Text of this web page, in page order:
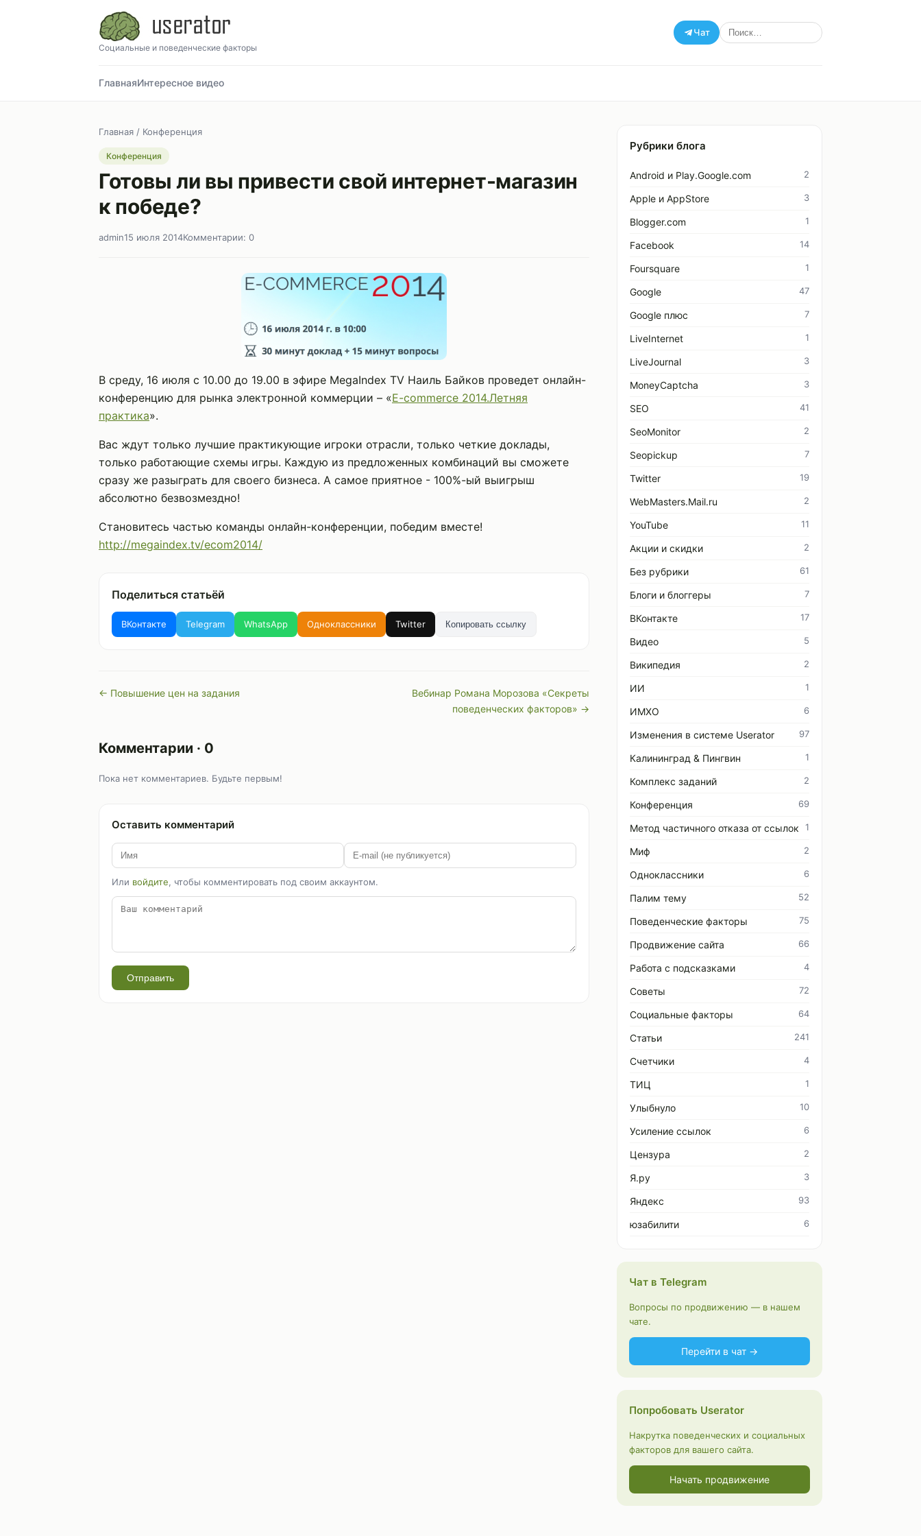
Социальные и поведенческие факторы
Чат
ГлавнаяИнтересное видео
Главная / Конференция
Конференция
Готовы ли вы привести свой интернет-магазин
к победе?
admin15 июля 2014Комментарии: 0
В среду, 16 июля с 10.00 до 19.00 в эфире MegaIndex TV Наиль Байков проведет онлайн-
конференцию для рынка электронной коммерции – «E-commerce 2014.Летняя
практика».
Вас ждут только лучшие практикующие игроки отрасли, только четкие доклады,
только работающие схемы игры. Каждую из предложенных комбинаций вы сможете
сразу же разыграть для своего бизнеса. А самое приятное - 100%-ый выигрыш
абсолютно безвозмездно!
Становитесь частью команды онлайн-конференции, победим вместе!
http://megaindex.tv/ecom2014/
Поделиться статьёй
ВКонтакте Telegram WhatsApp Одноклассники Twitter Копировать ссылку
← Повышение цен на задания
Вебинар Романа Морозова «Секреты
поведенческих факторов» →
Комментарии · 0
Пока нет комментариев. Будьте первым!
Оставить комментарий
Или войдите, чтобы комментировать под своим аккаунтом.
Отправить
Рубрики блога
Android и Play.Google.com 2
Apple и AppStore 3
Blogger.com 1
Facebook 14
Foursquare 1
Google 47
Google плюс 7
LiveInternet 1
LiveJournal 3
MoneyCaptcha 3
SEO 41
SeoMonitor 2
Seopickup 7
Twitter 19
WebMasters.Mail.ru 2
YouTube 11
Акции и скидки 2
Без рубрики 61
Блоги и блоггеры 7
ВКонтакте 17
Видео 5
Википедия 2
ИИ 1
ИМХО 6
Изменения в системе Userator 97
Калининград & Пингвин 1
Комплекс заданий 2
Конференция 69
Метод частичного отказа от ссылок 1
Миф 2
Одноклассники 6
Палим тему 52
Поведенческие факторы 75
Продвижение сайта 66
Работа с подсказками 4
Советы 72
Социальные факторы 64
Статьи 241
Счетчики 4
ТИЦ 1
Улыбнуло 10
Усиление ссылок 6
Цензура 2
Я.ру 3
Яндекс 93
юзабилити 6
Чат в Telegram
Вопросы по продвижению — в нашем
чате.
Перейти в чат →
Попробовать Userator
Накрутка поведенческих и социальных
факторов для вашего сайта.
Начать продвижение